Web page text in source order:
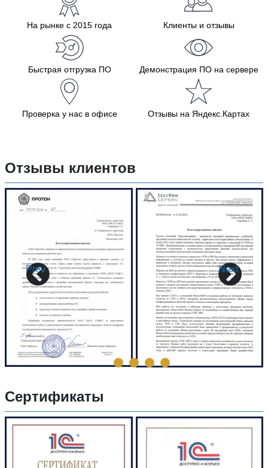
На рынке с 2015 года Клиенты и отзывы
Быстрая отгрузка ПО Демонстрация ПО на сервере
Проверка у нас в офисе Отзывы на Яндекс.Картах
Отзывы клиентов
Prev Next
Сертификаты